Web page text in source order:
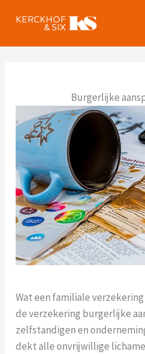
naar
Burgerlijke
Wat een familiale
de verzekering burgerlijke
zelfstandigen en
dekt alle onvrijwillige